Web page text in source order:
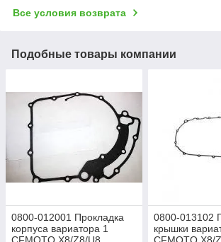
Все условия возврата
Подобные товары компании
0800-012001 Прокладка
корпуса вариатора 1
0800-013102
крышки